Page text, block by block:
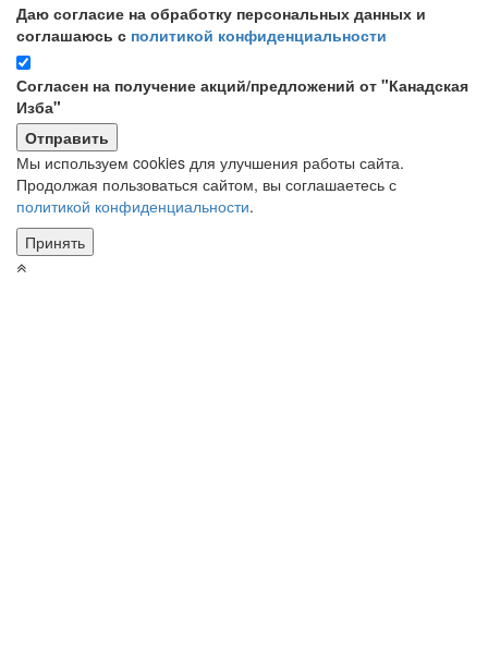
Даю согласие на обработку персональных данных и
соглашаюсь с политикой конфиденциальности
Согласен на получение акций/предложений от "Канадская
Изба"
Мы используем cookies для улучшения работы сайта.
Продолжая пользоваться сайтом, вы соглашаетесь с
политикой конфиденциальности.
Принять